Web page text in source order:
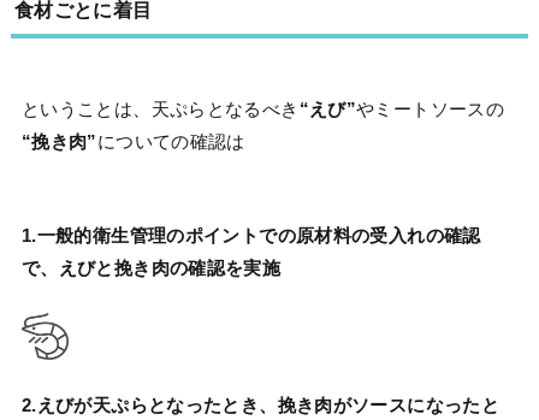
食材ごとに着目
ということは、天ぷらとなるべき “えび”やミートソースの
“挽き肉”についての確認は
1.一般的衛生管理のポイントでの原材料の受入れの確認
で、えびと挽き肉の確認を実施
2.えびが天ぷらとなったとき、挽き肉がソースになったと